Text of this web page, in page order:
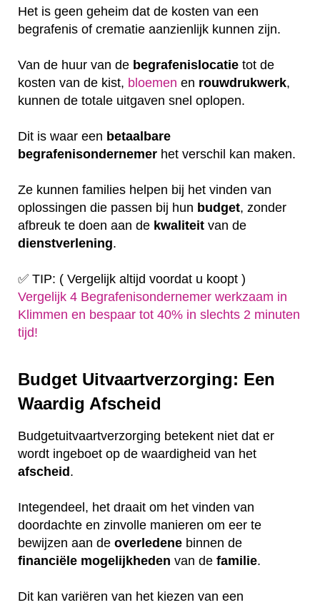
Het is geen geheim dat de kosten van een
begrafenis of crematie aanzienlijk kunnen zijn.
Van de huur van de begrafenislocatie tot de
kosten van de kist, bloemen en rouwdrukwerk,
kunnen de totale uitgaven snel oplopen.
Dit is waar een betaalbare
begrafenisondernemer het verschil kan maken.
Ze kunnen families helpen bij het vinden van
oplossingen die passen bij hun budget, zonder
afbreuk te doen aan de kwaliteit van de
dienstverlening.
✅ TIP: ( Vergelijk altijd voordat u koopt )
Vergelijk 4 Begrafenisondernemer werkzaam in
Klimmen en bespaar tot 40% in slechts 2 minuten
tijd!
Budget Uitvaartverzorging: Een
Waardig Afscheid
Budgetuitvaartverzorging betekent niet dat er
wordt ingeboet op de waardigheid van het
afscheid .
Integendeel, het draait om het vinden van
doordachte en zinvolle manieren om eer te
bewijzen aan de overledene binnen de
financiële mogelijkheden van de familie.
Dit kan variëren van het kiezen van een